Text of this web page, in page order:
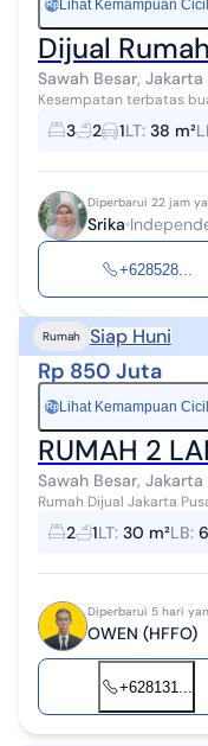
Rp Lihat Kemampuan
Dijual
Sawah Besar, Jakarta
Kesempatan terbatas
return investasi tinggi di
menawarkan kelengka...
3 2 1LT: 38 m²
Diperbarui 22 jam
Srika
+628528...
Rumah Siap Huni
Rp 850 Juta
Rp Lihat Kemampuan
RUMAH 2
Sawah Besar, Jakarta
Rumah Dijual Jakarta
besar Jakarta pusat, 2
pinggir jalan...
2 1LT: 30 m²LB:
Diperbarui 5 hari
OWEN (HFFO)
+628131...